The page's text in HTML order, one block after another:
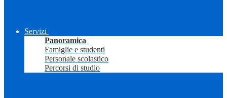
Servizi
Panoramica
Famiglie e studenti
Personale scolastico
Percorsi di studio